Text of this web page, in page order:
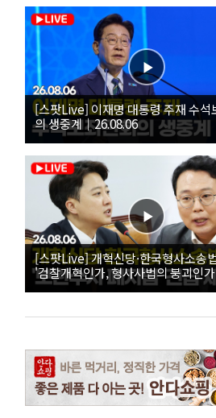
[스팟Live] 이재명 대통령 주재 수석
의 생중계｜26.08.06
[스팟Live] 개혁신당·한국형사소송
'검찰개혁인가, 형사사법의 붕괴인
미나｜26.08.06